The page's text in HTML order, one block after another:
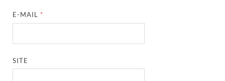
E-MAIL *
SITE